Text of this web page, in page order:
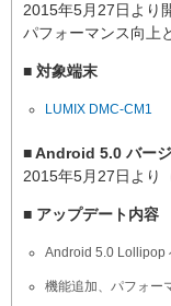
2015年5月27日より
パフォーマンス向上
■ 対象端末
LUMIX DMC-CM1
■ Android 5.0 バー
2015年5月27日より
■ アップデート内容
Android 5.0 Lollipop
機能追加、パフォー